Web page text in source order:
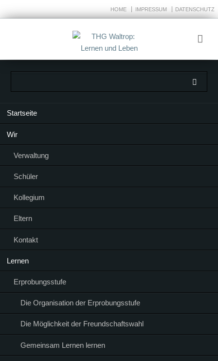
HOME IMPRESSUM DATENSCHUTZ
Startseite
Wir
Verwaltung
Schüler
Kollegium
Eltern
Kontakt
Lernen
Erprobungsstufe
Die Organisation der Erprobungsstufe
Die Möglichkeit der Freundschaftswahl
Gemeinsam Lernen lernen